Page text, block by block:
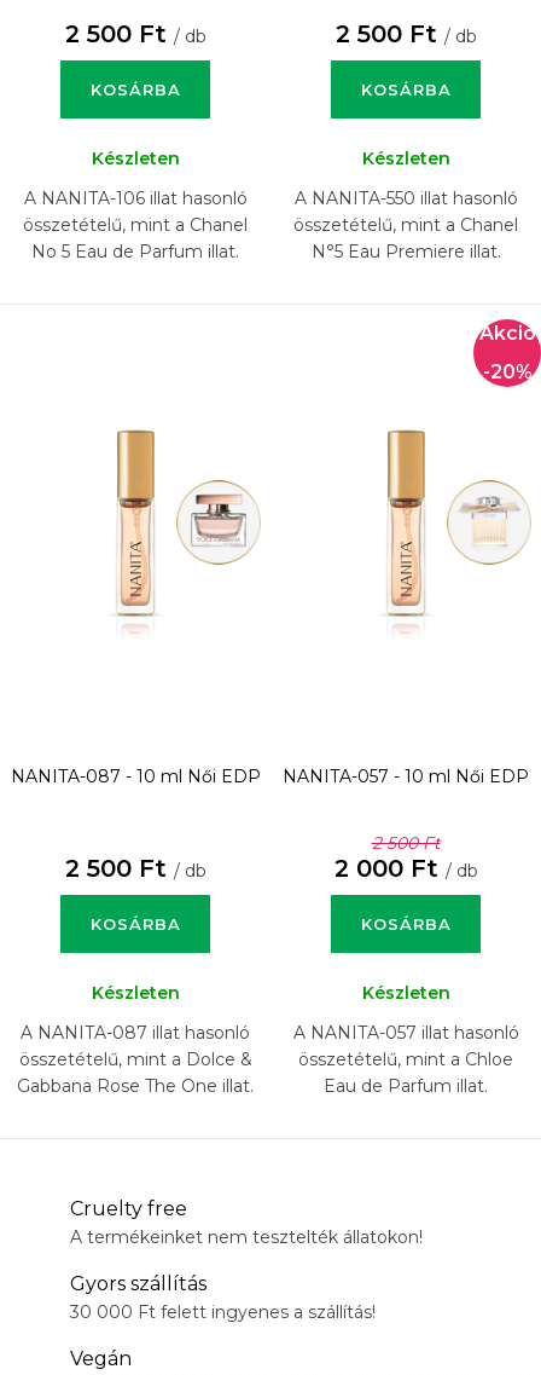
2 500 Ft / db
KOSÁRBA
Készleten
A NANITA-106 illat hasonló
összetételű, mint a Chanel
No 5 Eau de Parfum illat.
2 500 Ft / db
KOSÁRBA
Készleten
A NANITA-550 illat hasonló
összetételű, mint a Chanel
N°5 Eau Premiere illat.
NANITA-087 - 10 ml Női EDP
2 500 Ft / db
KOSÁRBA
Készleten
A NANITA-087 illat hasonló
összetételű, mint a Dolce &
Gabbana Rose The One illat.
-20%
NANITA-057 - 10 ml Női EDP
2 500 Ft
2 000 Ft / db
KOSÁRBA
Készleten
A NANITA-057 illat hasonló
összetételű, mint a Chloe
Eau de Parfum illat.
Cruelty free
A termékeinket nem tesztelték állatokon!
Gyors szállítás
30 000 Ft felett ingyenes a szállítás!
Vegán